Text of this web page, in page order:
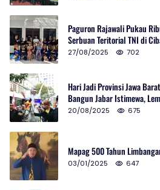
Paguron Rajawali Pukau
Serbuan Teritorial TNI di
27/08/2025 702
Hari Jadi Provinsi Jawa
Bangun Jabar Istimewa,
20/08/2025 675
Mapag 500 Tahun
03/01/2025 647